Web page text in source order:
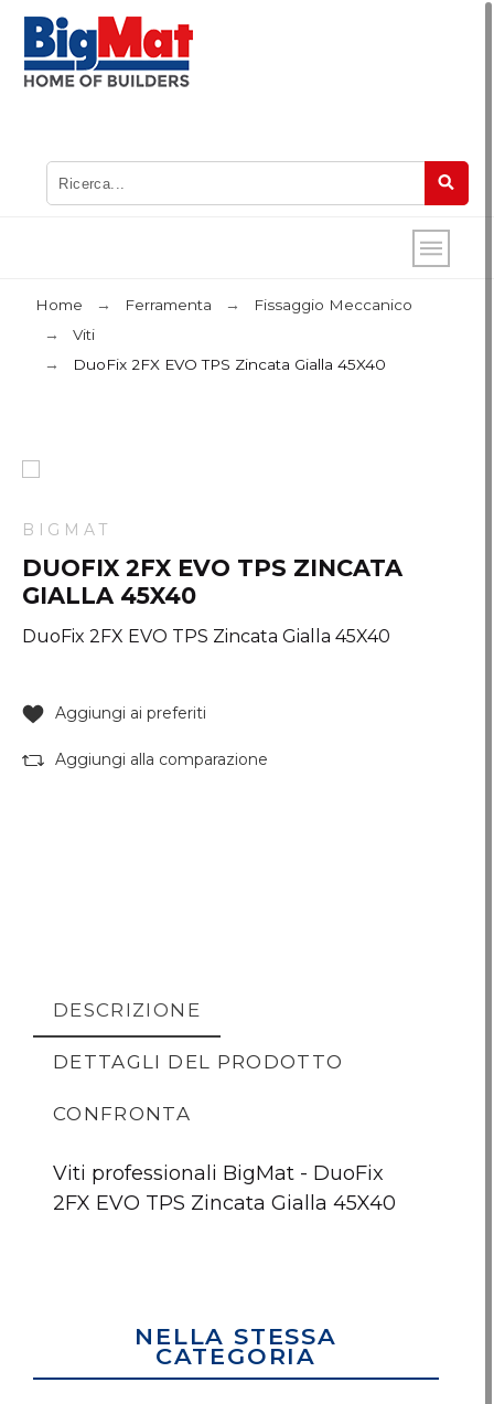
Home Ferramenta
Fissaggio Meccanico
Viti
DuoFix 2FX EVO TPS Zincata Gialla 45X40
BIGMAT
DUOFIX 2FX EVO TPS ZINCATA
GIALLA 45X40
DuoFix 2FX EVO TPS Zincata Gialla 45X40
Aggiungi ai preferiti
Aggiungi alla comparazione
DESCRIZIONE
DETTAGLI DEL PRODOTTO
CONFRONTA
Viti professionali BigMat - DuoFix
2FX EVO TPS Zincata Gialla 45X40
DuoFix 2FX EVO
DuoFix 2FX EVO
Nessun articolo da
NELLA STESSA
CATEGORIA